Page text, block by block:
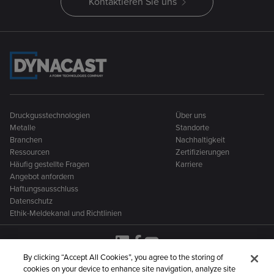
Druckgusstechnologien
Metalle
Branchen
Ressourcen
Häufig gestellte Fragen
Über uns
Standorte
Nachhaltigkeit
Zertifizierungen
Karriere
Angebot anfordern
Haftungsausschluss
Datenschutz
Ethik-Meldekanal und Richtlinien
By clicking “Accept All Cookies”, you agree to the storing of
cookies on your device to enhance site navigation, analyze site